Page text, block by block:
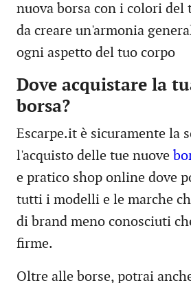
nuova borsa con i colori del
da creare un'armonia
ogni aspetto del tuo corpo
Dove acquistare la
borsa?
Escarpe.it è sicuramente la
l'acquisto delle tue nuove
e pratico shop online dove
tutti i modelli e le marche
di brand meno conosciuti
firme.
Oltre alle borse, potrai